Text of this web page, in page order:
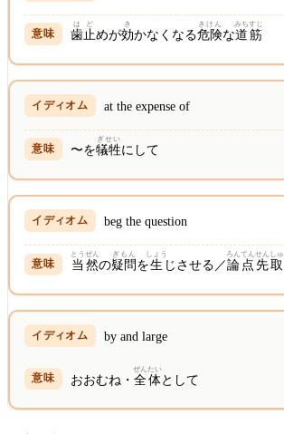
歯止
はど
めが効
き
かなくなる危険
きけん
な道筋
みちすじ
at the expense of
〜を犠牲
ぎせい
にして
beg the question
当然
とうぜん
の疑問
ぎもん
を生
しょう
じさせる／論点
ろんてん
先取
せんしゅ
by and large
おおむね・全体
ぜんたい
として